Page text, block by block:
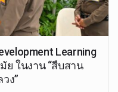
Learning
ย ในงาน “สืบสาน
ง”